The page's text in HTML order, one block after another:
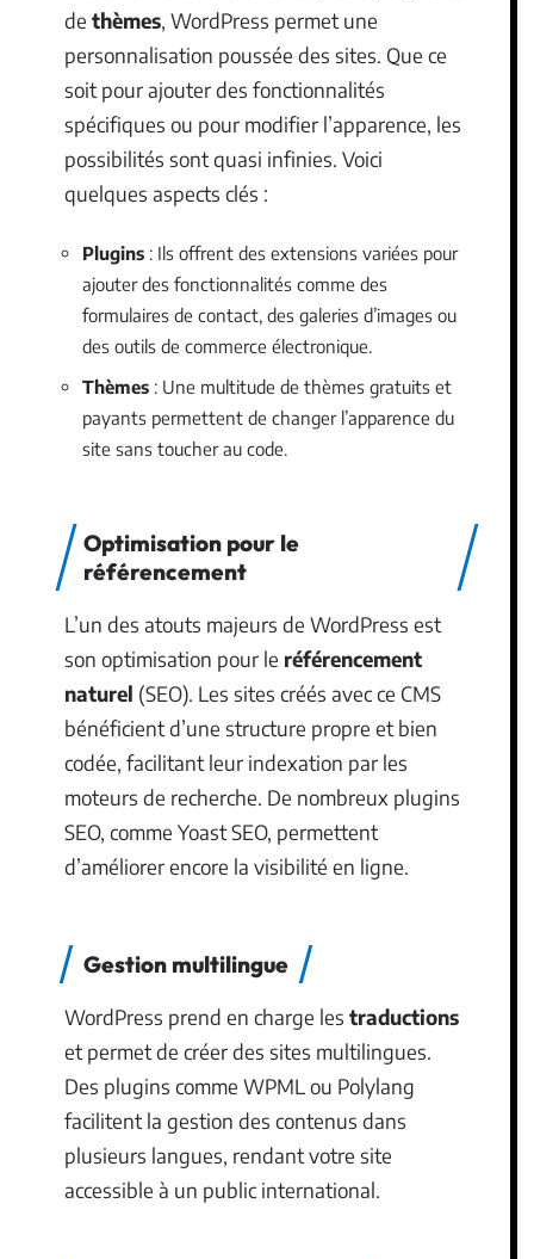
de thèmes, WordPress permet une
personnalisation poussée des sites. Que ce
soit pour ajouter des fonctionnalités
spécifiques ou pour modifier l’apparence, les
possibilités sont quasi infinies. Voici
quelques aspects clés :
Plugins : Ils offrent des extensions variées pour
ajouter des fonctionnalités comme des
formulaires de contact, des galeries d’images ou
des outils de commerce électronique.
Thèmes : Une multitude de thèmes gratuits et
payants permettent de changer l’apparence du
site sans toucher au code.
Optimisation pour le
référencement
L’un des atouts majeurs de WordPress est
son optimisation pour le référencement
naturel (SEO). Les sites créés avec ce CMS
bénéficient d’une structure propre et bien
codée, facilitant leur indexation par les
moteurs de recherche. De nombreux plugins
SEO, comme Yoast SEO, permettent
d’améliorer encore la visibilité en ligne.
Gestion multilingue
WordPress prend en charge les traductions
et permet de créer des sites multilingues.
Des plugins comme WPML ou Polylang
facilitent la gestion des contenus dans
plusieurs langues, rendant votre site
accessible à un public international.